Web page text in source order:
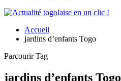
Accueil
jardins d’enfants Togo
Parcourir Tag
jardins d’enfants Togo